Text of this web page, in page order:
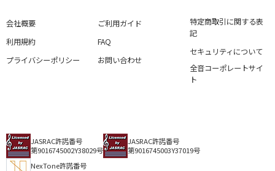
会社概要
利用規約
プライバシーポリシー
ご利用ガイド
FAQ
お問い合わせ
特定商取引に関する表
記
セキュリティについて
全音コーポレートサイ
ト
JASRAC許諾番号
第9016745002Y38029号
JASRAC許諾番号
第9016745003Y37019号
NexTone許諾番号